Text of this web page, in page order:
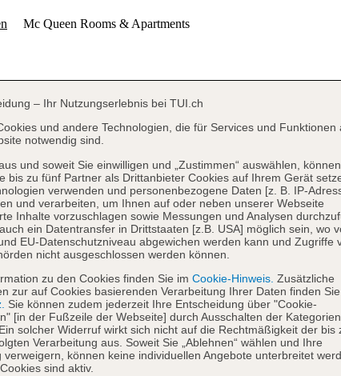
– Ihr Nutzungserlebnis bei TUI.ch
und andere Technologien, die für Services und Funktionen
notwendig sind.
und soweit Sie einwilligen und „Zustimmen“ auswählen,
bis zu fünf Partner als Drittanbieter Cookies auf Ihrem Gerät
verwenden und personenbezogene Daten [z. B. IP-
und verarbeiten, um Ihnen auf oder neben unserer Webseite
Inhalte vorzuschlagen sowie Messungen und Analysen
ein Datentransfer in Drittstaaten [z.B. USA] möglich sein, wo
EU-Datenschutzniveau abgewichen werden kann und Zugriffe
nicht ausgeschlossen werden können.
zu den Cookies finden Sie im Cookie-Hinweis. Zusätzliche
zur auf Cookies basierenden Verarbeitung Ihrer Daten finden
Sie können zudem jederzeit Ihre Entscheidung über "Cookie-
[in der Fußzeile der Webseite] durch Ausschalten der Kategorien
solcher Widerruf wirkt sich nicht auf die Rechtmäßigkeit der bis
Verarbeitung aus. Soweit Sie „Ablehnen“ wählen und Ihre
verweigern, können keine individuellen Angebote unterbreitet
sind aktiv.